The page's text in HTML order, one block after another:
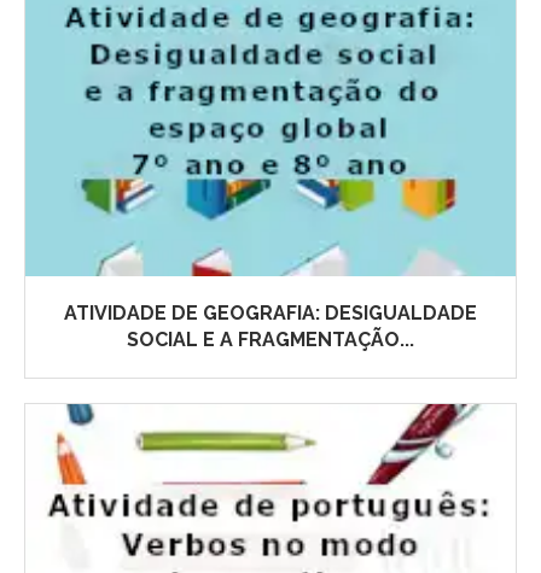
ATIVIDADE DE GEOGRAFIA: DESIGUALDADE
SOCIAL E A FRAGMENTAÇÃO...